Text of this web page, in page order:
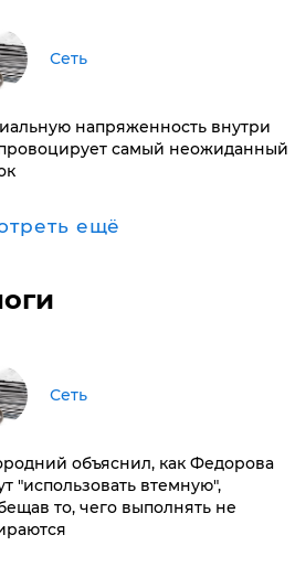
Сеть
напряженность внутри
самый неожиданный
ещё
Сеть
объяснил, как Федорова
"использовать втемную",
то, чего выполнять не